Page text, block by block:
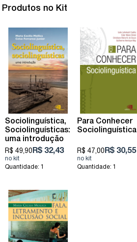
Produtos no Kit
Sociolinguística,
Sociolinguísticas:
uma introdução
R$ 49,90 R$ 32,43
Quantidade: 1
Para Conhecer
Sociolinguística
R$ 47,00 R$ 30,55
Quantidade: 1